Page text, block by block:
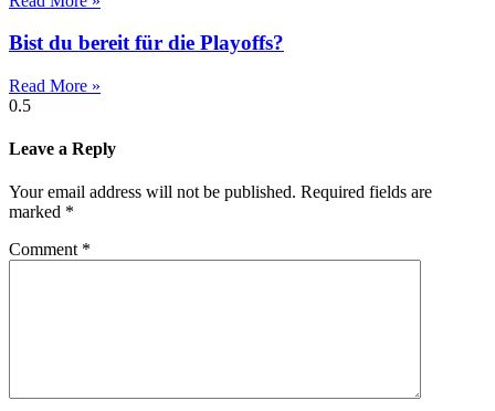
Bist du bereit für die Playoffs?
Read More »
Leave a Reply
Your email address will not be published. Required fields are
marked *
Comment *